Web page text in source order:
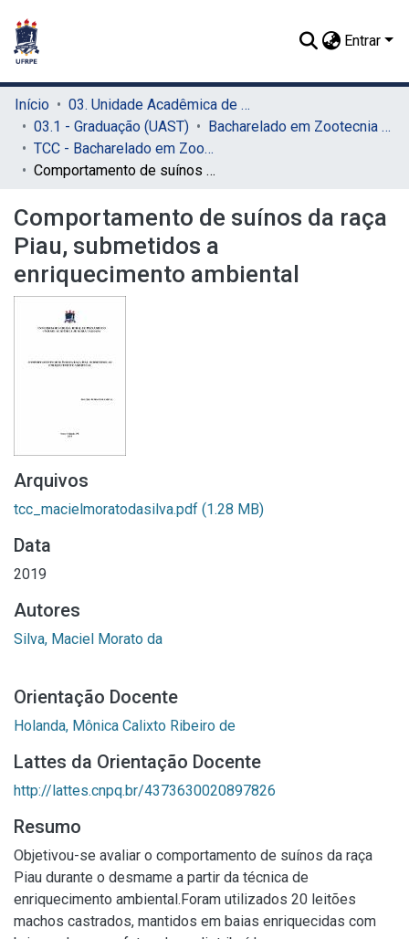
Entrar
Início
03. Unidade Acadêmica de Serra Talhada (UAST)
03.1 - Graduação (UAST)
Bacharelado em Zootecnia (UAST)
TCC - Bacharelado em Zootecnia (UAST)
Comportamento de suínos da raça Piau, submetidos a enriquecimento ambiental
Comportamento de suínos da raça
Piau, submetidos a
enriquecimento ambiental
Arquivos
tcc_macielmoratodasilva.pdf (1.28 MB)
Data
2019
Autores
Silva, Maciel Morato da
Orientação Docente
Holanda, Mônica Calixto Ribeiro de
Lattes da Orientação Docente
http://lattes.cnpq.br/4373630020897826
Resumo
Objetivou-se avaliar o comportamento de suínos da raça
Piau durante o desmame a partir da técnica de
enriquecimento ambiental.Foram utilizados 20 leitões
machos castrados, mantidos em baias enriquecidas com